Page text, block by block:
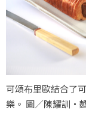
可頌布里歐結合了
樂。 圖／陳耀訓・